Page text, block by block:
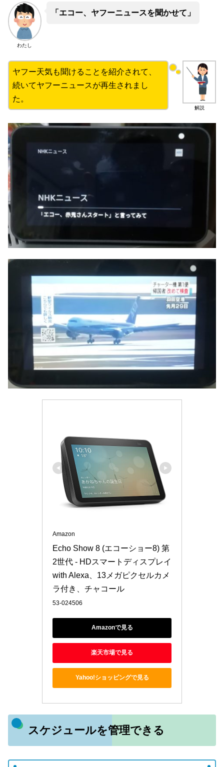
わたし
「エコー、ヤフーニュースを聞かせて」
解説
ヤフー天気も聞けることを紹介されて、
続いてヤフーニュースが再生されまし
た。
Amazon
Echo Show 8 (エコーショー8) 第
2世代 - HDスマートディスプレイ
with Alexa、13メガピクセルカメ
ラ付き、チャコール
53-024506
Amazonで見る
楽天市場で見る
Yahoo!ショッピングで見る
スケジュールを管理できる